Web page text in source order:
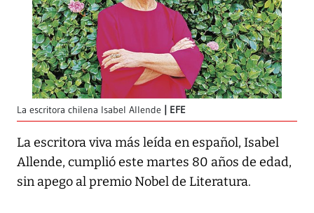
La escritora chilena Isabel Allende EFE
La escritora viva más leída en español, Isabel
Allende, cumplió este martes 80 años de edad,
sin apego al premio Nobel de Literatura.